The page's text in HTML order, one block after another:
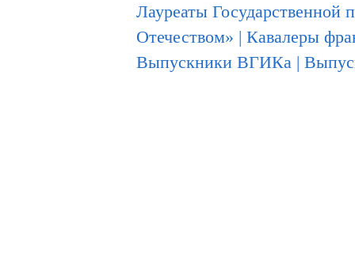
Лауреаты
Отечеством» | Кавалеры
Выпускники ВГИКа |